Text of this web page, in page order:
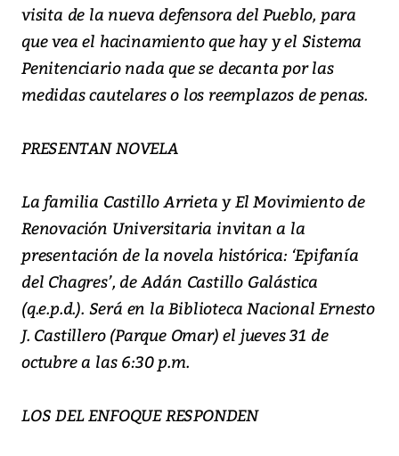
visita de la nueva defensora del Pueblo, para
que vea el hacinamiento que hay y el Sistema
Penitenciario nada que se decanta por las
medidas cautelares o los reemplazos de penas.
PRESENTAN NOVELA
La familia Castillo Arrieta y El Movimiento de
Renovación Universitaria invitan a la
presentación de la novela histórica: ‘Epifanía
del Chagres’, de Adán Castillo Galástica
(q.e.p.d.). Será en la Biblioteca Nacional Ernesto
J. Castillero (Parque Omar) el jueves 31 de
octubre a las 6:30 p.m.
LOS DEL ENFOQUE RESPONDEN